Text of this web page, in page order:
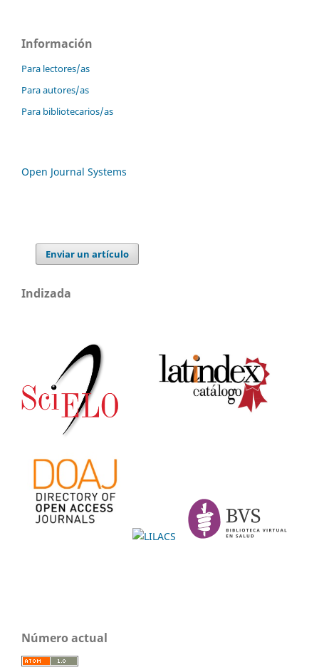
Información
Para lectores/as
Para autores/as
Para bibliotecarios/as
Open Journal Systems
Enviar un artículo
Indizada
Número actual